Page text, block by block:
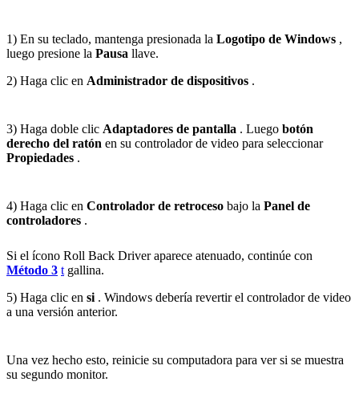
1) En su teclado, mantenga presionada la Logotipo de Windows ,
luego presione la Pausa llave.
2) Haga clic en Administrador de dispositivos .
3) Haga doble clic Adaptadores de pantalla . Luego botón
derecho del ratón en su controlador de video para seleccionar
Propiedades .
4) Haga clic en Controlador de retroceso bajo la Panel de
controladores .
Si el ícono Roll Back Driver aparece atenuado, continúe con
Método 3 t gallina.
5) Haga clic en si . Windows debería revertir el controlador de video
a una versión anterior.
Una vez hecho esto, reinicie su computadora para ver si se muestra
su segundo monitor.